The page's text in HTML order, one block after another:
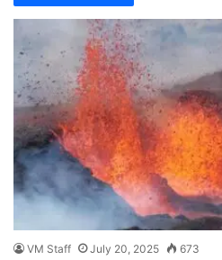
VM Staff July 20, 2025 673